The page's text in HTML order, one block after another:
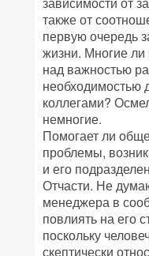
также от
первую очередь
жизни. Многие
над важностью
необходимостью
коллегами?
немногие.
Помогает ли
проблемы,
и его
Отчасти. Не
менеджера в
повлиять на его
поскольку
скептически